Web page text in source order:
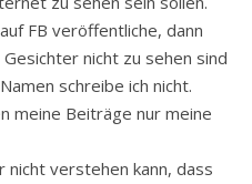
FB veröffentliche, dann
nicht zu sehen sind
schreibe ich nicht.
meine Beiträge nur meine
nicht verstehen kann, dass